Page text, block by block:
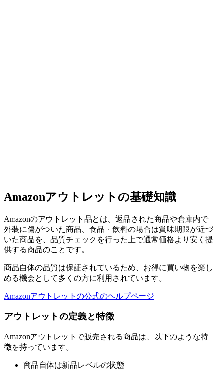
Amazonアウトレットの基礎知識
Amazonのアウトレット品とは、返品された商品や倉庫内で
外装に傷がついた商品、食品・飲料の場合は賞味期限が近づ
いた商品を、品質チェックを行った上で通常価格より安く提
供する商品のことです。
商品自体の品質は保証されているため、お得に買い物を楽し
める機会として多くの方に利用されています。
Amazonアウトレットの公式のヘルプページ
アウトレットの定義と特徴
Amazonアウトレットで販売される商品は、以下のような特
徴を持っています。
商品自体は新品レベルの状態